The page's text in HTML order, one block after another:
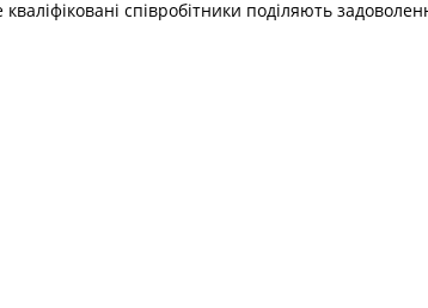
співробітники поділяють